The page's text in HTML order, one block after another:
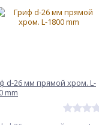
d-26 мм прямой хром. L-
mm